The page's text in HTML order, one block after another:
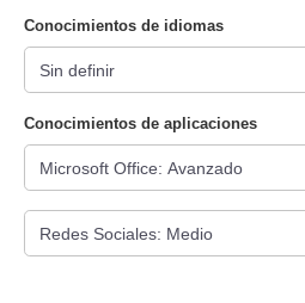
Conocimientos de idiomas
Conocimientos de aplicaciones